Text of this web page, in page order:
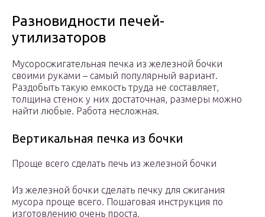
Разновидности печей-
утилизаторов
Мусоросжигательная печка из железной бочки
своими руками – самый популярный вариант.
Раздобыть такую емкость труда не составляет,
толщина стенок у них достаточная, размеры можно
найти любые. Работа несложная.
Вертикальная печка из бочки
Проще всего сделать печь из железной бочки
Из железной бочки сделать печку для сжигания
мусора проще всего. Пошаговая инструкция по
изготовлению очень проста.